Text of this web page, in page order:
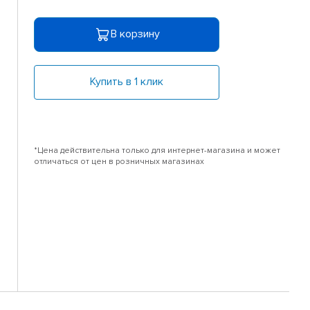
В корзину
Купить в 1 клик
*Цена действительна только для интернет-магазина и может
отличаться от цен в розничных магазинах